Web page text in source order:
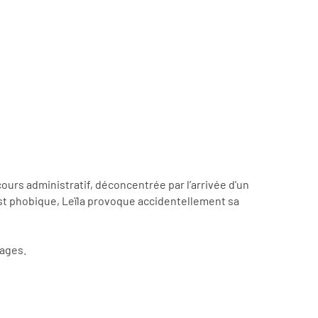
administratif, déconcentrée par l’arrivée d'un
phobique, Leïla provoque accidentellement sa